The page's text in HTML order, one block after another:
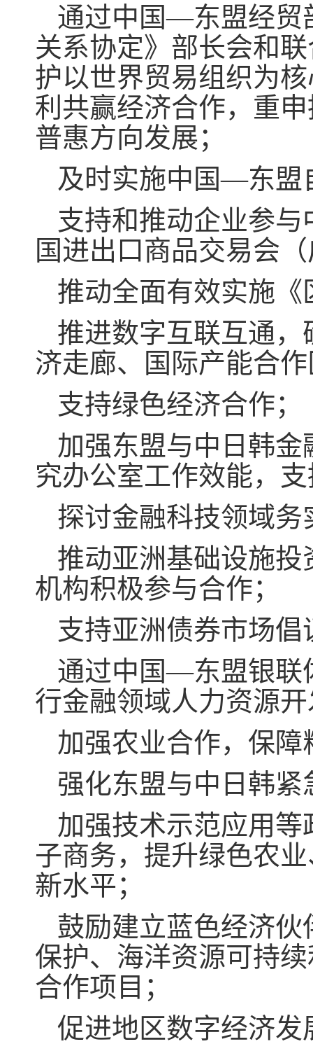
通过中国—东盟经贸
关系协定》部长会和
护以世界贸易组织为
利共赢经济合作，重
普惠方向发展；
及时实施中国—东盟
支持和推动企业参
国进出口商品交易会
推动全面有效实施
推进数字互联互通
济走廊、国际产能合
支持绿色经济合作；
加强东盟与中日韩
究办公室工作效能，
探讨金融科技领域
推动亚洲基础设施
机构积极参与合作；
支持亚洲债券市场
通过中国—东盟银联
行金融领域人力资源
加强农业合作，保
强化东盟与中日韩
加强技术示范应用
子商务，提升绿色农
新水平；
鼓励建立蓝色经济
保护、海洋资源可持
合作项目；
促进地区数字经济